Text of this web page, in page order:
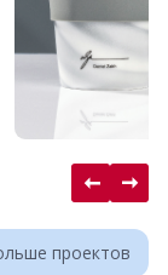
проектов